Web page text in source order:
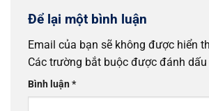
Để lại một bình luận
Email của bạn sẽ không được hiển
Các trường bắt buộc được đánh dấu
Bình luận*